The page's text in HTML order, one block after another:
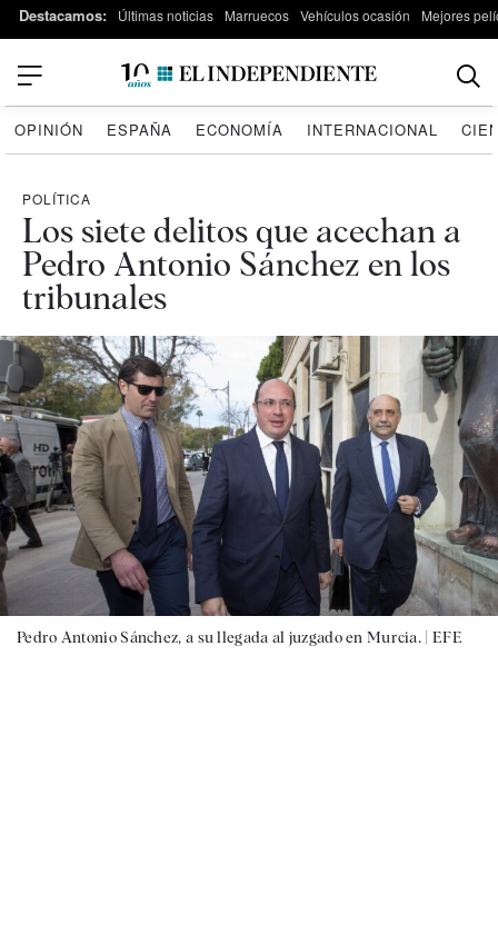
Destacamos: Últimas noticias Marruecos Vehículos ocasión Mejores
OPINIÓN ESPAÑA ECONOMÍA INTERNACIONAL
POLÍTICA
Los siete delitos que acechan a
Pedro Antonio Sánchez en los
tribunales
Pedro Antonio Sánchez, a su llegada al juzgado en Murcia. | EFE